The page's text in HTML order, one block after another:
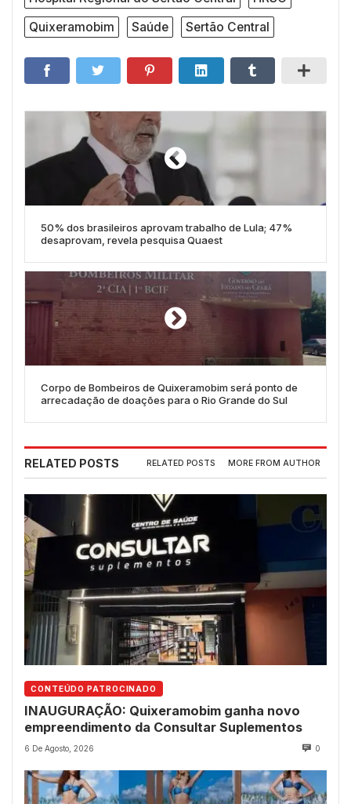
Quixeramobim
Saúde Sertão Central
50% dos brasileiros aprovam trabalho de Lula; 47%
desaprovam, revela pesquisa Quaest
Corpo de Bombeiros de Quixeramobim será ponto de
arrecadação de doações para o Rio Grande do Sul
RELATED POSTS RELATED POSTS MORE FROM AUTHOR
CONTEÚDO PATROCINADO
INAUGURAÇÃO: Quixeramobim ganha novo
empreendimento da Consultar Suplementos
6 De Agosto, 2026 0